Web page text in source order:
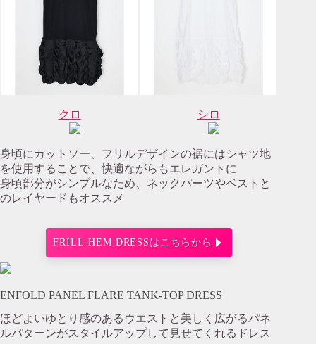
クロ シロ
身頃にカットソー、フリルデザインの裾にはシャツ地
を使用することで、快適ながらもエレガントに
身頃部分がシンプルなため、ネックパーツやベストと
のレイヤードもオススメ
FRILL-HEM DRESSはこちらから
ENFOLD PANEL FLARE TANK-TOP DRESS
ほどよいゆとり感のあるウエストと美しく広がるパネ
ルパターンがスタイルアップして見せてくれるドレス